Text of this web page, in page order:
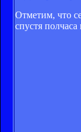
Отметим, что
спустя